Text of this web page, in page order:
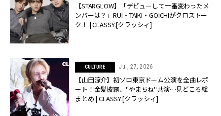
【STARGLOW】「デビューして一番変わったメ
ンバーは？」RUI・TAIKI・GOICHIがクロストー
ク！ | CLASSY.[クラッシィ]
CULTURE Jul, 27, 2026
【山田涼介】初ソロ東京ドーム公演を全曲レポ
ート！金髪披露、"やまちね"共演…見どころ総
まとめ | CLASSY.[クラッシィ]